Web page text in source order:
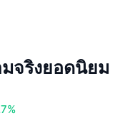
จริงยอดนิยม